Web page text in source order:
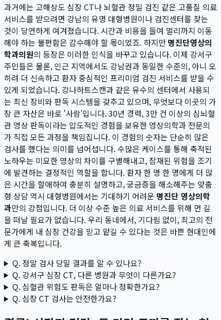
과거에는 고해상도 심장 CT나 뇌혈관 정밀 검진 같은 고품질 의료
서비스를 받으려면 강남의 유명 대형병원이나 검진센터를 찾는
것이 당연하게 여겨졌습니다. 시간과 비용을 들여 멀리까지 이동
해야 하는 불편함은 감수해야 할 몫이었죠. 하지만 명진단영상의
학과의원의 등장은 이러한 인식을 바꾸고 있습니다. 이제 강서구
주민들은 물론, 인근 지역에서도 강남권과 동일한 수준의, 아니 오
히려 더 신속하고 환자 중심적인 프리미엄 검진 서비스를 받을 수
있게 되었습니다. 강나하트스캔과 같은 유수의 센터에서 사용되
는 최신 장비와 판독 시스템을 갖추고 있으며, 무엇보다 이곳의 가
장 큰 자산은 바로 '사람'입니다. 30년 경력, 3만 건 이상의 심뇌혈
관 영상 판독이라는 압도적인 경험을 보유한 영상의학과 전문의
가 직접 모든 과정을 책임집니다. 이 경험의 숫자는 단순히 많은
검사를 했다는 의미를 넘어섭니다. 수많은 케이스를 통해 축적된
노하우는 미묘한 영상의 차이를 구별해내고, 잠재된 위험을 조기
에 발견하는 결정적인 역할을 합니다. 환자 한 명 한 명에게 더 많
은 시간을 할애하여 충분히 설명하고, 궁금증을 해소해주는 맞춤
형 상담 역시 대형병원에서는 기대하기 어려운 명진단 영상의학
과만의 강점입니다. 더 이상 수준 높은 의료 서비스를 위해 먼 길
을 떠날 필요가 없습니다. 우리 동네에서, 기다림 없이, 최고의 전
문가에게 내 심장 건강을 믿고 맡길 수 있다는 것은 바쁜 현대인에
게 큰 축복입니다.
Q. 정말 검사 당일 결과를 알 수 있나요?
Q. 강서구 심장 CT, 다른 병원과 무엇이 다른가요?
Q. 심혈관 위험도 판독은 얼마나 정확한가요?
Q. 심장 CT 검사는 안전한가요?